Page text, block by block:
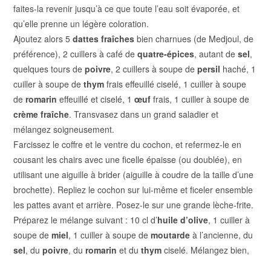
faites-la revenir jusqu’à ce que toute l’eau soit évaporée, et
qu’elle prenne un légère coloration.
Ajoutez alors 5dattes fraîches bien charnues (de Medjoul, de
préférence), 2 cuillers à café dequatre-épices, autant desel,
quelques tours depoivre, 2 cuillers à soupe depersil haché, 1
cuiller à soupe dethymfrais effeuillé ciselé, 1 cuiller à soupe
de romarineffeuillé et ciselé, 1œuffrais, 1 cuiller à soupe de
crème fraîche. Transvasez dans un grand saladier et
mélangez soigneusement.
Farcissez le coffre et le ventre du cochon, et refermez-le en
cousant les chairs avec une ficelle épaisse (ou doublée), en
utilisant une aiguille à brider (aiguille à coudre de la taille d’une
brochette). Repliez le cochon sur lui-même et ficeler ensemble
les pattes avant et arrière. Posez-le sur une grande lèche-frite.
Préparez le mélange suivant : 10 cl d’huile d’olive, 1 cuiller à
soupe demiel, 1 cuiller à soupe demoutardeà l’ancienne, du
sel, dupoivre, du romarinet duthymciselé. Mélangez bien,